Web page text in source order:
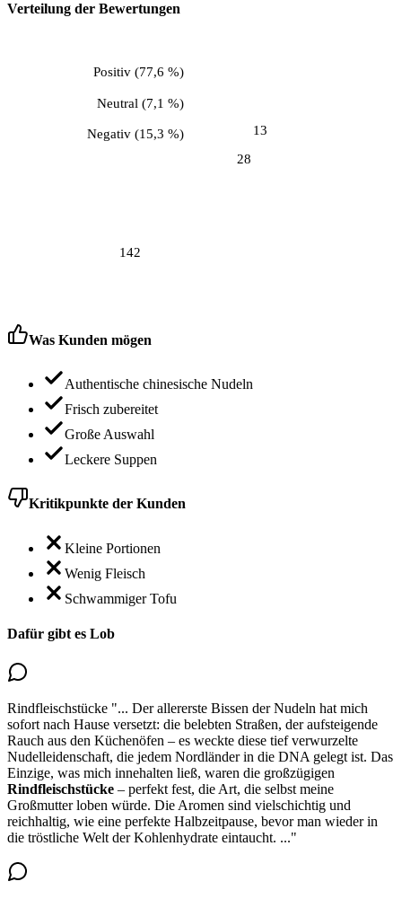
Verteilung der Bewertungen
28
Negativ(15,3 %) 13
Neutral (7,1 %)
142
Positiv(77,6 %)
Was Kunden mögen
Authentische chinesische Nudeln
Frisch zubereitet
Große Auswahl
Leckere Suppen
Kritikpunkte der Kunden
Kleine Portionen
Wenig Fleisch
Schwammiger Tofu
Dafür gibt es Lob
Rindfleischstücke "... Der allererste Bissen der Nudeln hat mich
sofort nach Hause versetzt: die belebten Straßen, der aufsteigende
Rauch aus den Küchenöfen – es weckte diese tief verwurzelte
Nudelleidenschaft, die jedem Nordländer in die DNA gelegt ist. Das
Einzige, was mich innehalten ließ, waren die großzügigen
Rindfleischstücke – perfekt fest, die Art, die selbst meine
Großmutter loben würde. Die Aromen sind vielschichtig und
reichhaltig, wie eine perfekte Halbzeitpause, bevor man wieder in
die tröstliche Welt der Kohlenhydrate eintaucht. ..."